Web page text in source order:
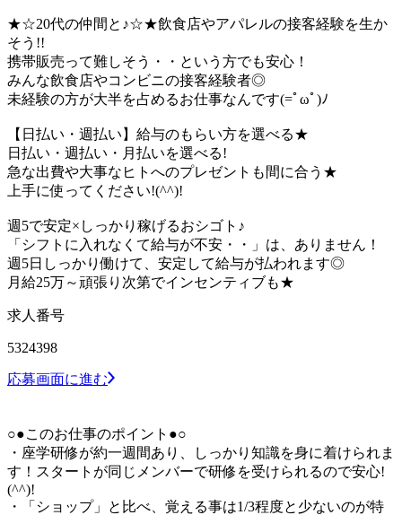
★☆20代の仲間と♪☆★飲食店やアパレルの接客経験を生か
そう!!
携帯販売って難しそう・・という方でも安心！
みんな飲食店やコンビニの接客経験者◎
未経験の方が大半を占めるお仕事なんです(=ﾟωﾟ)ﾉ
【日払い・週払い】給与のもらい方を選べる★
日払い・週払い・月払いを選べる!
急な出費や大事なヒトへのプレゼントも間に合う★
上手に使ってください!(^^)!
週5で安定×しっかり稼げるおシゴト♪
「シフトに入れなくて給与が不安・・」は、ありません！
週5日しっかり働けて、安定して給与が払われます◎
月給25万～頑張り次第でインセンティブも★
求人番号
5324398
応募画面に進む
○●このお仕事のポイント●○
・座学研修が約一週間あり、しっかり知識を身に着けられま
す！スタートが同じメンバーで研修を受けられるので安心!
(^^)!
・「ショップ」と比べ、覚える事は1/3程度と少ないのが特